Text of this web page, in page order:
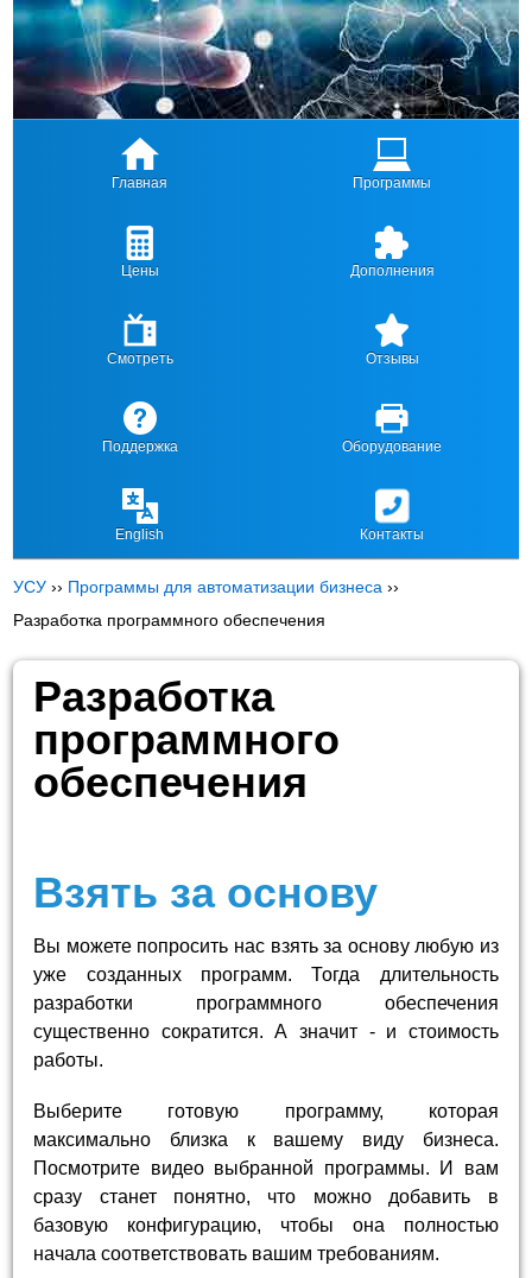
Главная Программы
Цены Дополнения
Смотреть Отзывы
Поддержка Оборудование
English Контакты
УСУ ›› Программы для автоматизации бизнеса ››
Разработка программного обеспечения
Разработка
программного
обеспечения
Взять за основу
Вы можете попросить нас взять за основу любую из
уже созданных программ. Тогда длительность
разработки программного обеспечения
существенно сократится. А значит - и стоимость
работы.
Выберите готовую программу, которая
максимально близка к вашему виду бизнеса.
Посмотрите видео выбранной программы. И вам
сразу станет понятно, что можно добавить в
базовую конфигурацию, чтобы она полностью
начала соответствовать вашим требованиям.